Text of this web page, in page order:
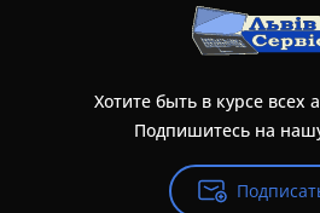
Хотите быть в курсе всех
Подпишитесь на